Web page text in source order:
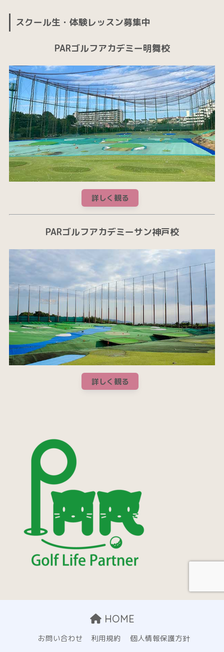
スクール生・体験レッスン募集中
PARゴルフアカデミー明舞校
詳しく観る
PARゴルフアカデミーサン神戸校
詳しく観る
HOME
お問い合わせ 利用規約 個人情報保護方針